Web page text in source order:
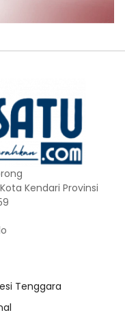
Kendari Provinsi
Tenggara